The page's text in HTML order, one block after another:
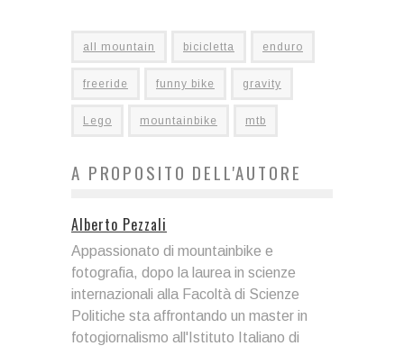
all mountain bicicletta enduro
freeride funny bike gravity
Lego mountainbike mtb
A PROPOSITO DELL'AUTORE
Alberto Pezzali
Appassionato di mountainbike e
fotografia, dopo la laurea in scienze
internazionali alla Facoltà di Scienze
Politiche sta affrontando un master in
fotogiornalismo all'Istituto Italiano di